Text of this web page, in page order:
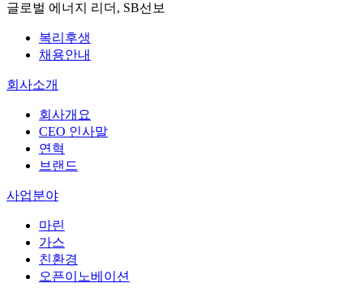
글로벌 에너지 리더, SB선보
복리후생
채용안내
회사소개
회사개요
CEO 인사말
연혁
브랜드
사업분야
마린
가스
친환경
오픈이노베이션